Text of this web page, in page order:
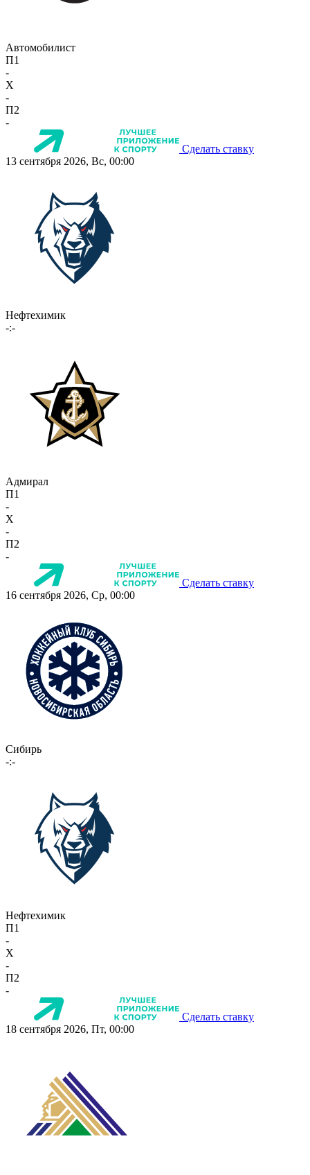
Автомобилист
П1
-
X
-
П2
-
Сделать ставку
13 сентября 2026, Вс, 00:00
Нефтехимик
-:-
Адмирал
П1
-
X
-
П2
-
Сделать ставку
16 сентября 2026, Ср, 00:00
Сибирь
-:-
Нефтехимик
П1
-
X
-
П2
-
Сделать ставку
18 сентября 2026, Пт, 00:00